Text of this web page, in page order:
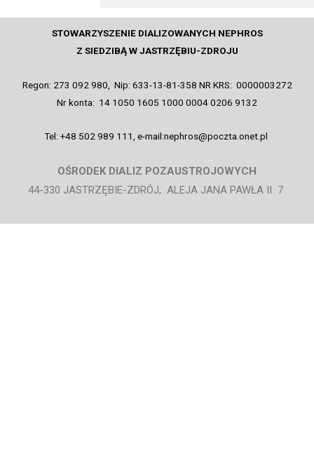
STOWARZYSZENIE DIALIZOWANYCH NEPHROS
Z SIEDZIBĄ W JASTRZĘBIU-ZDROJU
Regon: 273 092 980, Nip: 633-13-81-358 NR KRS: 0000003272
Nr konta: 14 1050 1605 1000 0004 0206 9132
Tel: +48 502 989 111, e-mail:nephros@poczta.onet.pl
OŚRODEK DIALIZ POZAUSTROJOWYCH
44-330 JASTRZĘBIE-ZDRÓJ, ALEJA JANA PAWŁA II 7